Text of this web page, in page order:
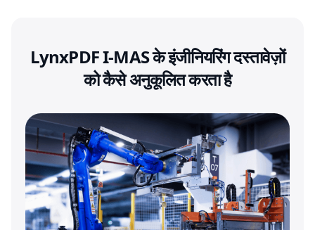
LynxPDF I-MAS के इंजीनियरिंग दस्तावेज़ों
को कैसे अनुकूलित करता है